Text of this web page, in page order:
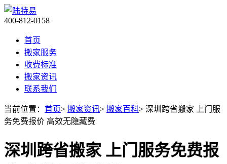
400-812-0158
首页
搬家服务
收费标准
搬家资讯
联系我们
当前位置： 首页> 搬家资讯> 搬家百科> 深圳跨省搬家 上门服
务免费报价 高效无隐藏费
深圳跨省搬家 上门服务免费报